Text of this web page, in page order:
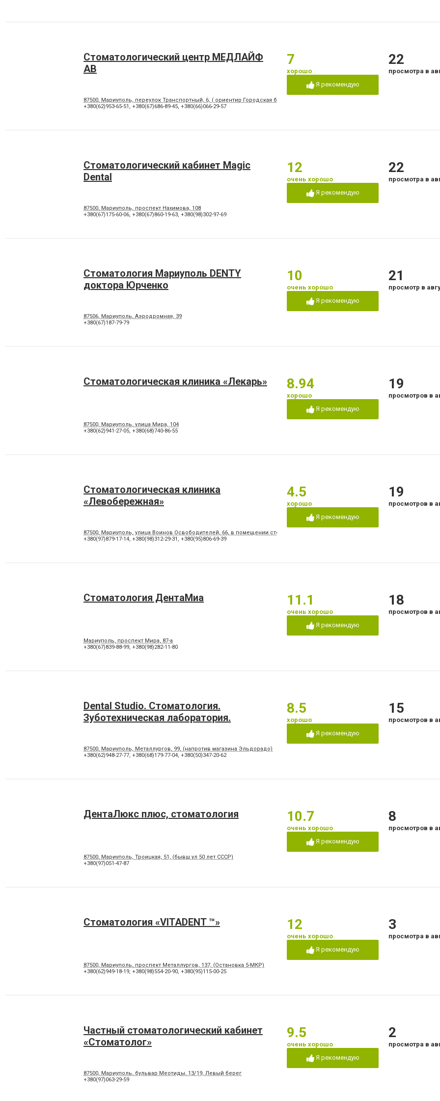
Стоматологический центр МЕДЛАЙФ
АВ
87500, Мариуполь, переулок Транспортный, 6, ( ориентир Городская больница №2, конечная остановка троллейбусов "8" и "15",
+380(62)953-65-51 , +380(67)686-89-45, +380(66)066-29-57
7
хорошо
Я рекомендую
22
просмотра в
Стоматологический кабинет Magic
Dental
87500, Мариуполь, проспект Нахимова, 108
+380(67)175-60-06, +380(67)860-19-63, +380(98)302-97-69
12
очень хорошо
Я рекомендую
22
просмотра в
Стоматология Мариуполь DENTY
доктора Юрченко
87506, Мариуполь, Аэродромная, 39
+380(67)187-79-79
10
очень хорошо
Я рекомендую
21
просмотр в
Стоматологическая клиника «Лекарь»
87500, Мариуполь, улица Мира, 104
+380(62)941-27-05, +380(68)740-86-55
8.94
хорошо
Я рекомендую
19
просмотров в
Стоматологическая клиника
«Левобережная»
87500, Мариуполь, улица Воинов Освободителей, 66, в помещении стоматологической поликлиники № 3
+380(97)879-17-14, +380(98)312-29-31 , +380(95)806-69-39
4.5
хорошо
Я рекомендую
19
просмотров в
Стоматология ДентаМиа
Мариуполь, проспект Мира, 87-а
+380(67)839-88-99, +380(98)282-11-80
11.1
очень хорошо
Я рекомендую
18
просмотров в
Dental Studio. Cтоматология.
Зуботехническая лаборатория.
87500, Мариуполь, Металлургов, 99, (напротив магазина Эльдорадо)
+380(62)948-27-77, +380(68)179-77-04, +380(50)347-20-62
8.5
хорошо
Я рекомендую
15
просмотров в
ДентаЛюкс плюс, стоматология
87500, Мариуполь, Троицкая, 51, (бывш.ул 50 лет СССР)
+380(97)051-47-87
10.7
очень хорошо
Я рекомендую
8
просмотров в
Стоматология «VITADENT ™»
87500, Мариуполь, проспект Металлургов, 137, (Остановка 5-МКР)
+380(62)949-18-19, +380(98)554-20-90, +380(95)115-00-25
12
очень хорошо
Я рекомендую
3
просмотра в
Частный стоматологический кабинет
«Стоматолог»
87500, Мариуполь, бульвар Меотиды, 13/19, Левый берег
+380(97)063-29-59
9.5
очень хорошо
Я рекомендую
2
просмотра в